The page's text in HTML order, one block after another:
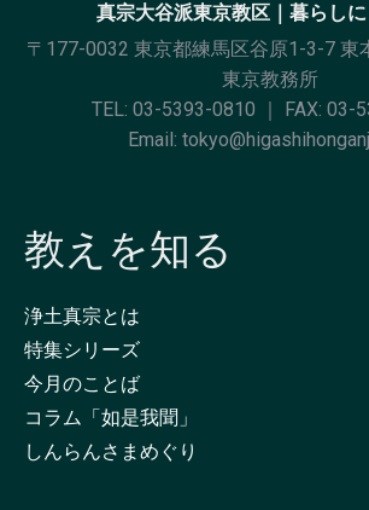
真宗大谷派東京教区｜暮らし
〒177-0032 東京都練馬区谷原1-3-7 東
東京教務所
TEL: 03-5393-0810 ｜ FAX: 03-
Email:
教えを知る
浄土真宗とは
特集シリーズ
今月のことば
コラム「如是我聞」
しんらんさまめぐり